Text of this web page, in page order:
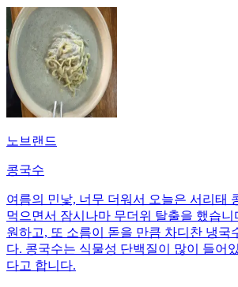
노브랜드
콩국수
여름의 민낯, 너무 더워서 오늘은 서리태
먹으면서 잠시나마 무더위 탈출을 했습니
원하고, 또 소름이 돋을 만큼 차디찬 냉국
다. 콩국수는 식물성 단백질이 많이 들어
다고 합니다.